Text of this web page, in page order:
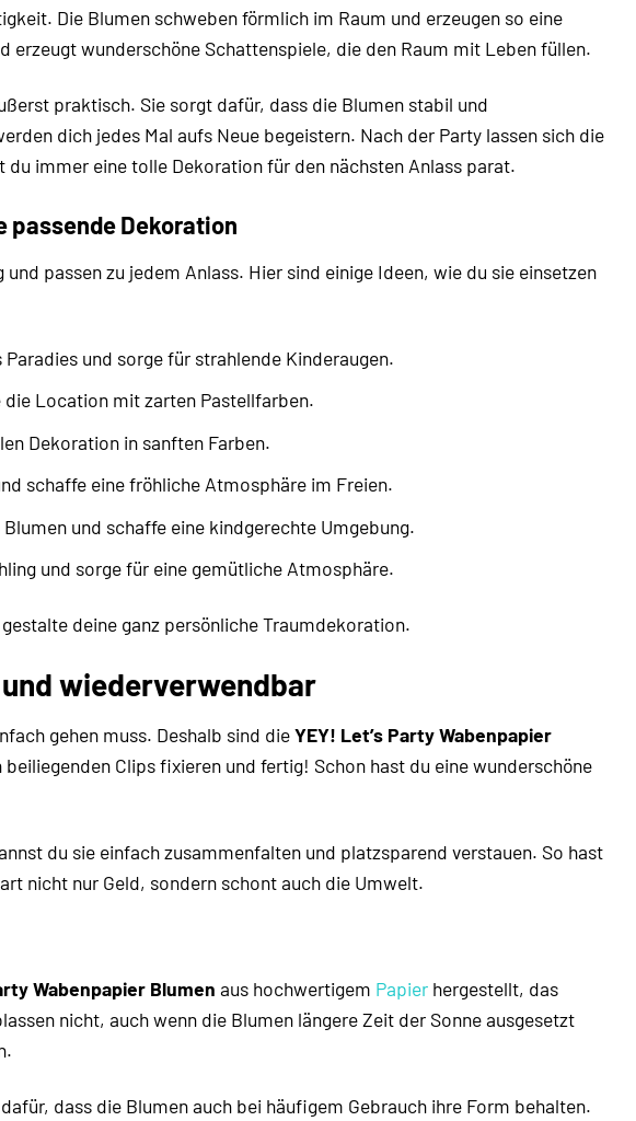
Die Blumen schweben förmlich im Raum und erzeugen so eine
wunderschöne Schattenspiele, die den Raum mit Leben füllen.
praktisch. Sie sorgt dafür, dass die Blumen stabil und
dich jedes Mal aufs Neue begeistern. Nach der Party lassen sich die
immer eine tolle Dekoration für den nächsten Anlass parat.
passende Dekoration
passen zu jedem Anlass. Hier sind einige Ideen, wie du sie einsetzen
und sorge für strahlende Kinderaugen.
Location mit zarten Pastellfarben.
Dekoration in sanften Farben.
schaffe eine fröhliche Atmosphäre im Freien.
und schaffe eine kindgerechte Umgebung.
und sorge für eine gemütliche Atmosphäre.
deine ganz persönliche Traumdekoration.
wiederverwendbar
gehen muss. Deshalb sind dieYEY! Let’s Party Wabenpapier
Clips fixieren und fertig! Schon hast du eine wunderschöne
du sie einfach zusammenfalten und platzsparend verstauen. So hast
nicht nur Geld, sondern schont auch die Umwelt.
Wabenpapier Blumen aus hochwertigem Papier hergestellt, das
nicht, auch wenn die Blumen längere Zeit der Sonne ausgesetzt
dass die Blumen auch bei häufigem Gebrauch ihre Form behalten.